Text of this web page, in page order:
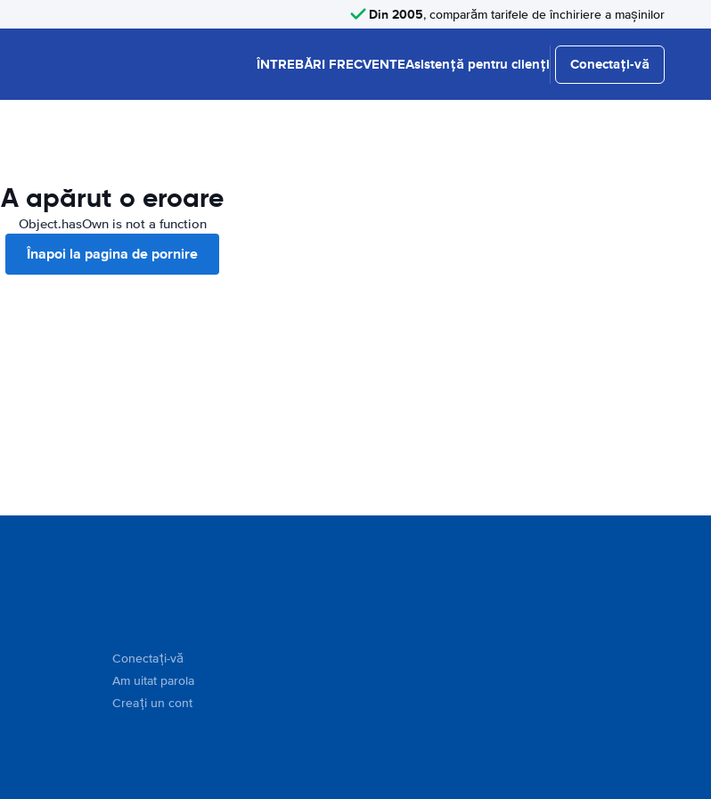
Din 2005, comparăm tarifele de închiriere a mașinilor
ÎNTREBĂRI FRECVENTEAsistență pentru clienți Conectați-vă
A apărut o eroare
Object.hasOwn is not a function
Înapoi la pagina de pornire
Conectați-vă
Am uitat parola
Creați un cont